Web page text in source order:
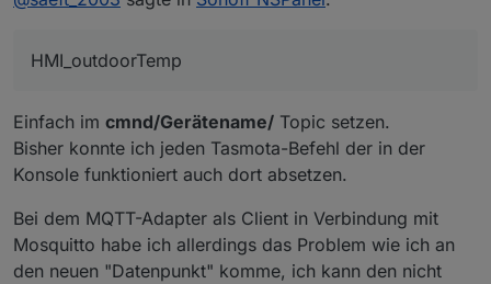
HMI_outdoorTemp
Einfach im cmnd/Gerätename/ Topic setzen.
Bisher konnte ich jeden Tasmota-Befehl der in der
Konsole funktioniert auch dort absetzen.
Bei dem MQTT-Adapter als Client in Verbindung mit
Mosquitto habe ich allerdings das Problem wie ich an
den neuen "Datenpunkt" komme, ich kann den nicht